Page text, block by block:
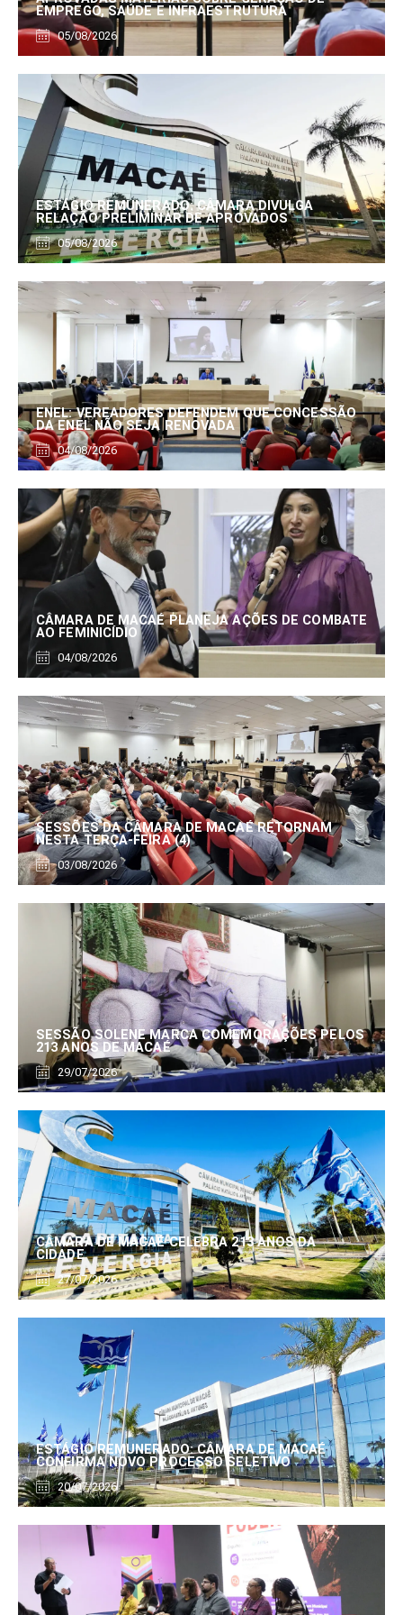
EMPREGO, SAÚDE E INFRAESTRUTURA
05/08/2026
ESTÁGIO REMUNERADO: CÂMARA DIVULGA
RELAÇÃO PRELIMINAR DE APROVADOS
05/08/2026
ENEL: VEREADORES DEFENDEM QUE CONCESSÃO
DA ENEL NÃO SEJA RENOVADA
04/08/2026
CÂMARA DE MACAÉ PLANEJA AÇÕES DE COMBATE
AO FEMINICÍDIO
04/08/2026
SESSÕES DA CÂMARA DE MACAÉ RETORNAM
NESTA TERÇA-FEIRA (4)
03/08/2026
SESSÃO SOLENE MARCA COMEMORAÇÕES PELOS
213 ANOS DE MACAÉ
29/07/2026
CÂMARA DE MACAÉ CELEBRA 213 ANOS DA
CIDADE
27/07/2026
ESTÁGIO REMUNERADO: CÂMARA DE MACAÉ
CONFIRMA NOVO PROCESSO SELETIVO
20/07/2026